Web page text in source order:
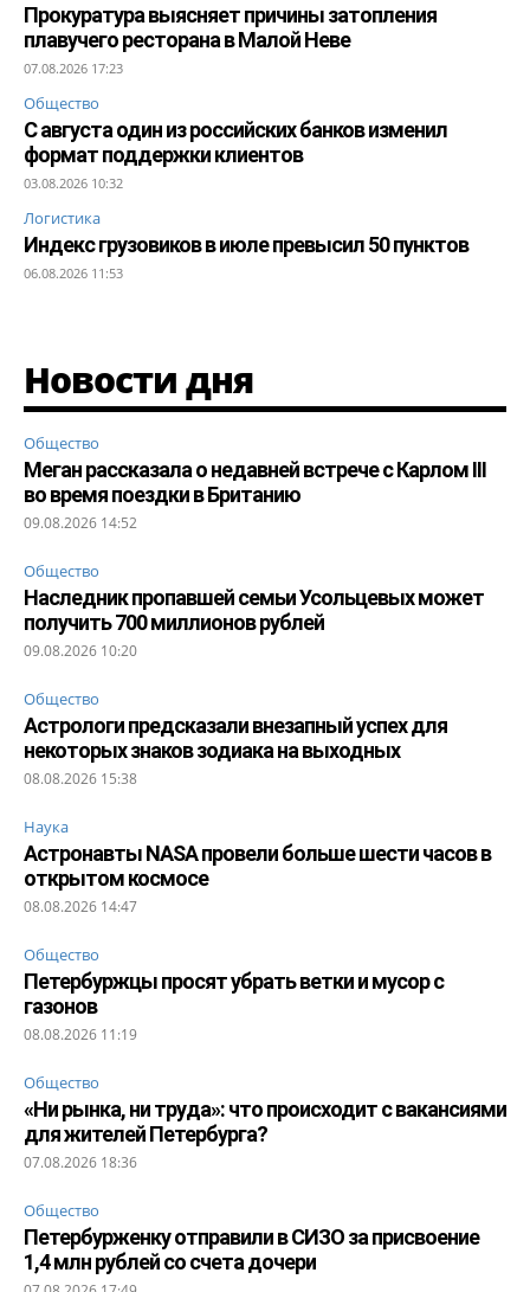
Прокуратура выясняет причины затопления
плавучего ресторана в Малой Неве
07.08.2026 17:23
Общество
С августа один из российских банков изменил
формат поддержки клиентов
03.08.2026 10:32
Логистика
Индекс грузовиков в июле превысил 50 пунктов
06.08.2026 11:53
Новости дня
Общество
Меган рассказала о недавней встрече с Карлом III
во время поездки в Британию
09.08.2026 14:52
Общество
Наследник пропавшей семьи Усольцевых может
получить 700 миллионов рублей
09.08.2026 10:20
Общество
Астрологи предсказали внезапный успех для
некоторых знаков зодиака на выходных
08.08.2026 15:38
Наука
Астронавты NASA провели больше шести часов в
открытом космосе
08.08.2026 14:47
Общество
Петербуржцы просят убрать ветки и мусор с
газонов
08.08.2026 11:19
Общество
«Ни рынка, ни труда»: что происходит с вакансиями
для жителей Петербурга?
07.08.2026 18:36
Общество
Петербурженку отправили в СИЗО за присвоение
1,4 млн рублей со счета дочери